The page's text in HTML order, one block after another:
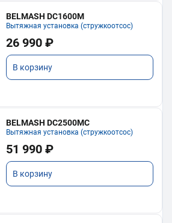
BELMASH DC1600M
Вытяжная установка (стружкоотсос)
26 990 ₽
В корзину
BELMASH DC2500MC
Вытяжная установка (стружкоотсос)
51 990 ₽
В корзину